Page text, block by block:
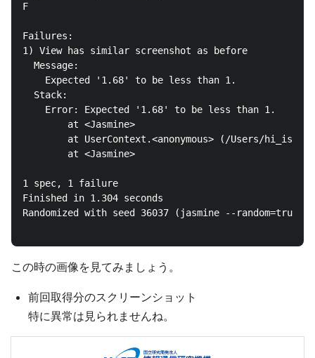
F
Failures:
1) View has similar screenshot as before
  Message:
    Expected '1.68' to be less than 1.
  Stack:
    Error: Expected '1.68' to be less than 1.
        at <Jasmine>
at UserContext.<anonymous> (/Users/
        at <Jasmine>
1 spec, 1 failure
Finished in 1.304 seconds
Randomized with seed 36037 (jasmine --random=true --
この時の画像を見てみましょう。
前回取得分のスクリーンショット
特に異常は見られませんね。